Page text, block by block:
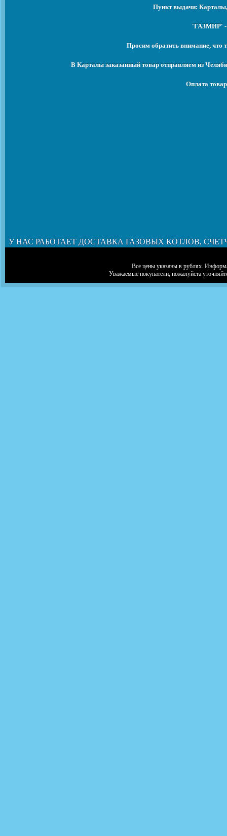
Пункт выдачи:
'ГАЗМИР' -
Просим обратить внимание, что
В Карталы заказанный товар отправляем из
Оплата
У НАС РАБОТАЕТ ДОСТАВКА ГАЗОВЫХ КОТЛОВ,
Все цены указаны в рублях.
Уважаемые покупатели, пожалуйста